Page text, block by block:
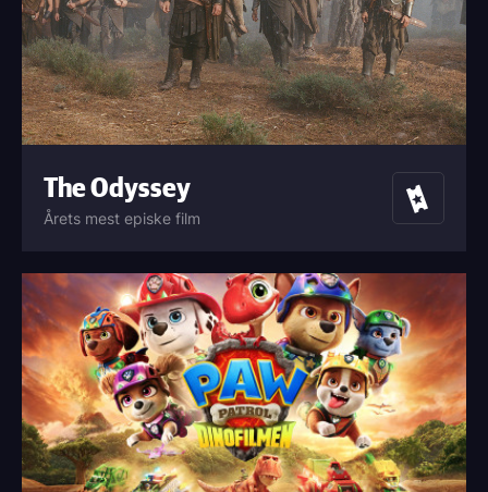
The Odyssey
Årets mest episke film
Billetter